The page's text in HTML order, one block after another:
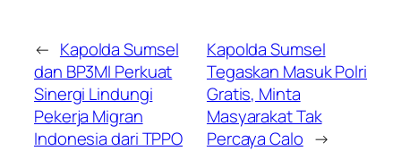
← Kapolda Sumsel
dan BP3MI Perkuat
Sinergi Lindungi
Pekerja Migran
Indonesia dari TPPO
Kapolda Sumsel
Tegaskan Masuk Polri
Gratis, Minta
Masyarakat Tak
Percaya Calo →